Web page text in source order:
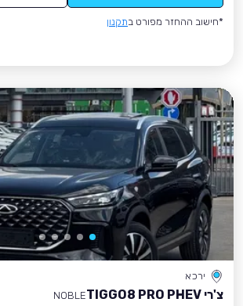
*חישוב ההחזר מפורט בתקנון
ירכא
צ'רי TIGGO8 PRO PHEV
NOBLE